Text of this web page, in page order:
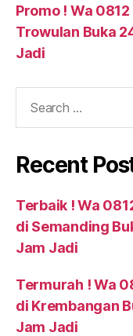
Promo ! Wa
Trowulan Buka
Jadi
Recent
Terbaik ! Wa
di Semanding
Jam Jadi
Termurah ! Wa
di Krembangan
Jam Jadi